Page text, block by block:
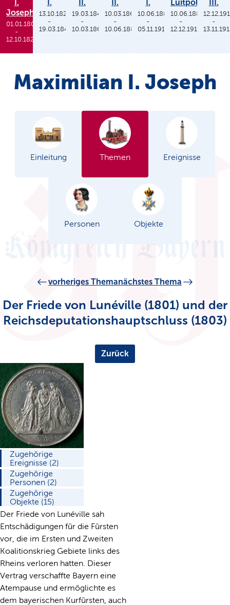
I.
Joseph
01.01.1806
-
12.10.1825
I.
13.10.1825
-
19.03.1848
II.
19.03.1848
-
10.03.1864
II.
10.03.1864
-
10.06.1886
I.
10.06.1886
-
05.11.1913
Luitpold
10.06.1886
-
12.12.1912
III.
-
Maximilian I. Joseph
Einleitung Themen Ereignisse
Personen Objekte
vorheriges Themanächstes Thema
Der Friede von Lunéville (1801) und der
Reichsdeputationshauptschluss (1803)
Zurück
Zugehörige
Ereignisse (2)
Zugehörige
Personen (2)
Zugehörige
Objekte (15)
Der Friede von Lunéville sah
Entschädigungen für die Fürsten
vor, die im Ersten und Zweiten
Koalitionskrieg Gebiete links des
Rheins verloren hatten. Dieser
Vertrag verschaffte Bayern eine
Atempause und ermöglichte es
dem bayerischen Kurfürsten, auch